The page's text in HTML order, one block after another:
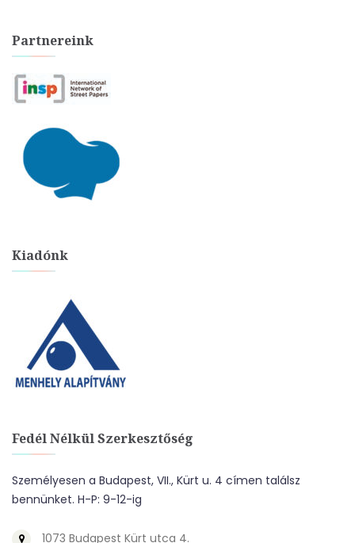
Partnereink
Kiadónk
Fedél Nélkül Szerkesztőség
Személyesen a Budapest, VII., Kürt u. 4 címen találsz
bennünket. H-P: 9-12-ig
1073 Budapest Kürt utca 4.